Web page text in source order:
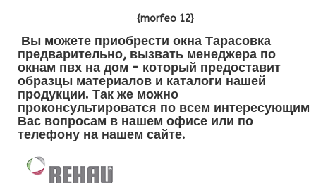
{morfeo 12}
Вы можете приобрести окна Тарасовка
предварительно, вызвать менеджера по
окнам пвх на дом - который предоставит
образцы материалов и каталоги нашей
продукции. Так же можно
проконсультироватся по всем интересующим
Вас вопросам в нашем офисе или по
телефону на нашем сайте.